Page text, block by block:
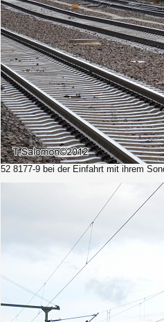
52 8177-9 bei der Einfahrt mit ihrem